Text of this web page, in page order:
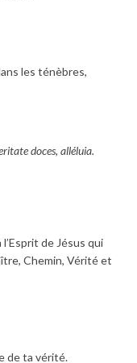
les ténèbres,
doces, alléluia.
de Jésus qui
Chemin, Vérité et
de ta vérité.